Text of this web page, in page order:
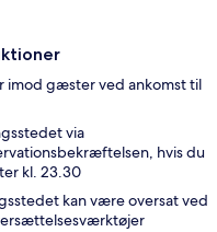
imod gæster ved ankomst til
via
hvis du
kl. 23.30
kan være oversat ved